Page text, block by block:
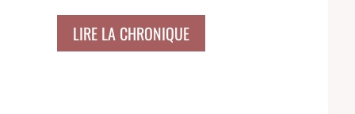
LIRE LA CHRONIQUE